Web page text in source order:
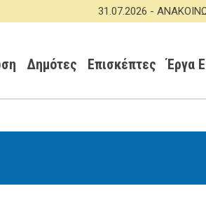
31.07.2026 -ΑΝΑΚΟΙΝΩΣΗ
Δημότες Επισκέπτες Έργα